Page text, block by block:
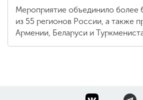
Мероприятие объединило более
из 55 регионов России, а также
Армении, Беларуси и